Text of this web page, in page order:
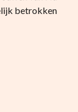
betrokken